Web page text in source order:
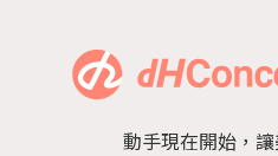
動手現在開始，